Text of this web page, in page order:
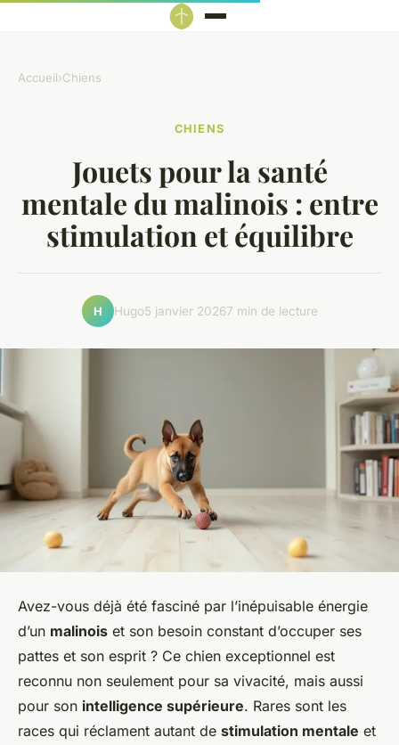
Accueil›Chiens
CHIENS
Jouets pour la santé
mentale du malinois : entre
stimulation et équilibre
H Hugo5 janvier 20267 min de lecture
Avez-vous déjà été fasciné par l’inépuisable énergie
d’un malinois et son besoin constant d’occuper ses
pattes et son esprit ? Ce chien exceptionnel est
reconnu non seulement pour sa vivacité, mais aussi
pour son intelligence supérieure. Rares sont les
races qui réclament autant de stimulation mentale et